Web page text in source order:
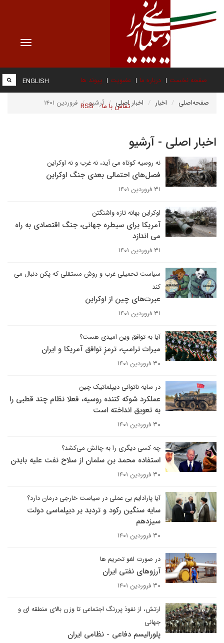
Toggle
صفحه نخست درباره ما عضویت پیوند ها
تماس با ما RSS
ENGLISH
صفحه‌اصلی اخبار اخبار اصلی آرشیو فروردین ۱۴۰۱
اخبار اصلی - آرشیو
نه روسیه کوتاه می آید، نه غرب و نه اوکراین
فصل‌های احتمالی بعدی جنگ اوکراین
۳۱ فروردین ۱۴۰۱
اوکراین بهانه تازه واشنگتن
آمریکا برای سیطره جهانی، جنگ اقتصادی به راه
می اندازد
۳۱ فروردین ۱۴۰۱
سیاست تحمیلی غرب و روش مستقلی که پکن دنبال می
کند
عبرت‌های چین از اوکراین
۳۱ فروردین ۱۴۰۱
آیا به توافق وین امیدی هست؟
میراث ترامپ، ترمزِ توافق آمریکا و ایران
۳۰ فروردین ۱۴۰۱
در سایه ناتوانی دیپلماتیک چین
عملکرد شوکه کننده روسیه، فعلا نظام چند قطبی را
به تعویق انداخته است
۳۰ فروردین ۱۴۰۱
چه کسی دیگری را به چالش می‌کشد؟
استفاده محمد بن سلمان از سلاح نفت علیه بایدن
۳۰ فروردین ۱۴۰۱
آیا پارادایم بی عملی در سیاست خارجی درمان دارد؟
سایه سنگین رکود و تردید بر دیپلماسی دولت
سیزدهم
۳۰ فروردین ۱۴۰۱
در صورت لغو تحریم ها
آرزوهای نفتی ایران
۳۰ فروردین ۱۴۰۱
ارتش، از نفوذ پررنگ اجتماعی تا وزن بالای منطقه ای و
جهانی
پلورالیسم دفاعی - نظامی ایران